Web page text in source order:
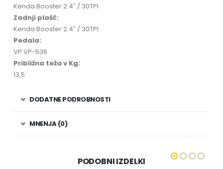
Kenda Booster 2.4″ / 30TPI
Zadnji plašč:
Kenda Booster 2.4″ / 30TPI
Pedala:
VP VP-536
Približna teža v Kg:
13,5
DODATNE PODROBNOSTI
MNENJA (0)
PODOBNI IZDELKI